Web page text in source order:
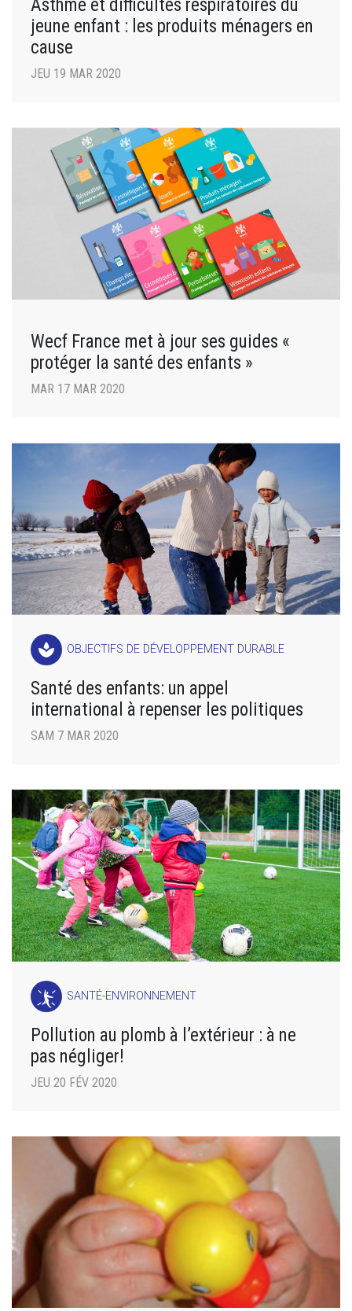
Asthme et difficultés respiratoires du
jeune enfant : les produits ménagers en
cause
JEU 19 MAR 2020
Wecf France met à jour ses guides «
protéger la santé des enfants »
MAR 17 MAR 2020
spa OBJECTIFS DE DÉVELOPPEMENT DURABLE
Santé des enfants: un appel
international à repenser les politiques
SAM 7 MAR 2020
SANTÉ-ENVIRONNEMENT
Pollution au plomb à l’extérieur : à ne
pas négliger!
JEU 20 FÉV 2020